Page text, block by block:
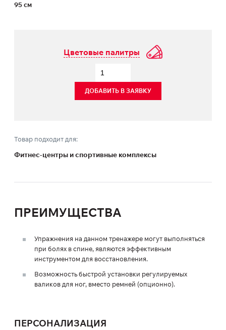
95 см
Цветовые палитры
ДОБАВИТЬ В ЗАЯВКУ
Товар подходит для:
Фитнес-центры и спортивные комплексы
ПРЕИМУЩЕСТВА
Упражнения на данном тренажере могут выполняться
при болях в спине, являются эффективным
инструментом для восстановления.
Возможность быстрой установки регулируемых
валиков для ног, вместо ремней (опционно).
ПЕРСОНАЛИЗАЦИЯ